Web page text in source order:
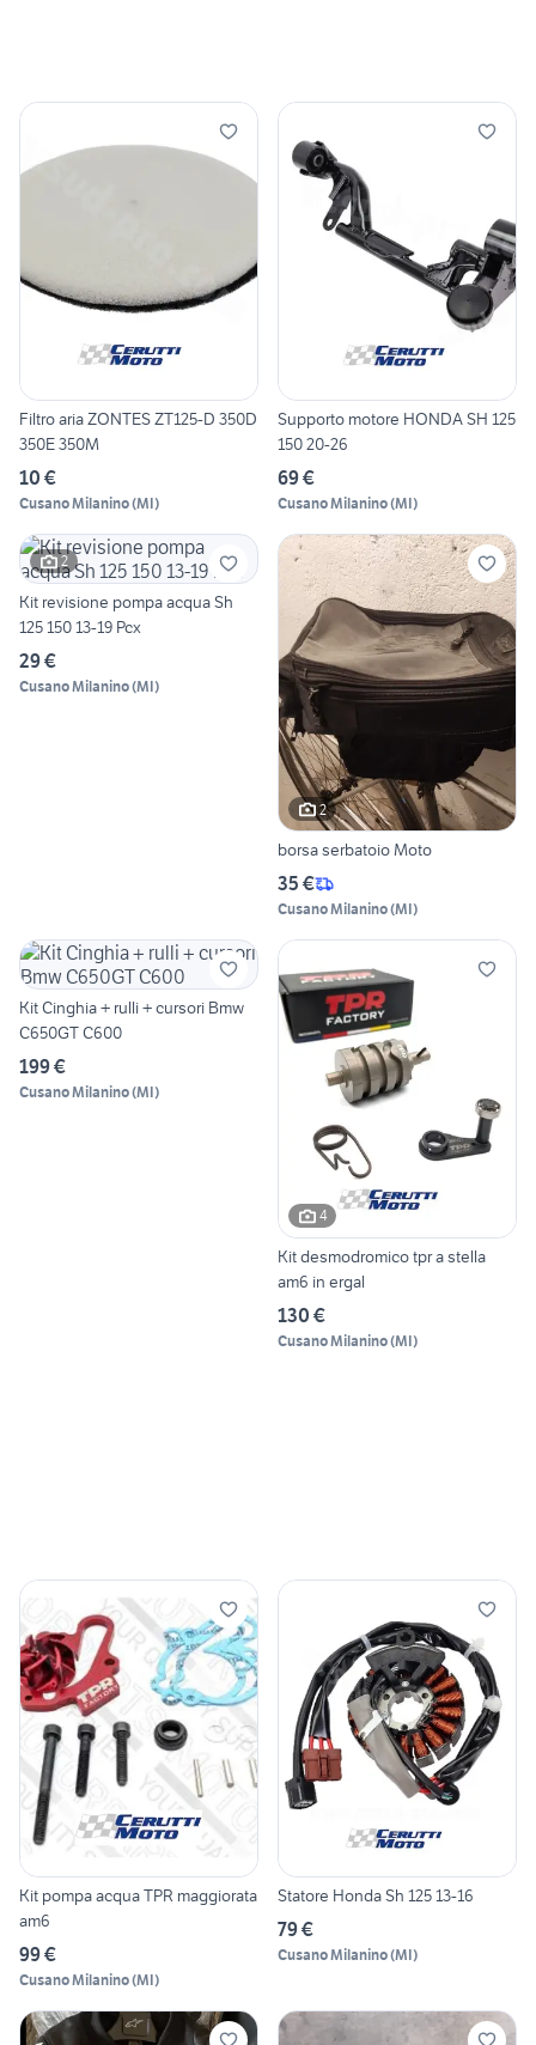
Filtro aria ZONTES ZT125-D 350D
350E 350M
10 €
Cusano Milanino(MI)
Supporto motore HONDA SH 125
150 20-26
69 €
Cusano Milanino(MI)
2
Kit revisione pompa acqua Sh
125 150 13-19 Pcx
29 €
Cusano Milanino(MI)
2
borsa serbatoio Moto
35 €
Cusano Milanino(MI)
Kit Cinghia + rulli + cursori Bmw
C650GT C600
199 €
Cusano Milanino(MI)
4
Kit desmodromico tpr a stella
am6 in ergal
130 €
Cusano Milanino(MI)
Kit pompa acqua TPR maggiorata
am6
99 €
Cusano Milanino(MI)
Statore Honda Sh 125 13-16
79 €
Cusano Milanino(MI)